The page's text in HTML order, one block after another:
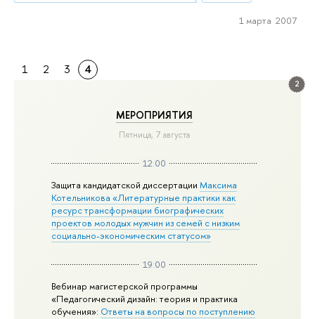
2
МЕРОПРИЯТИЯ
Пятница, 7 августа
12:00
Защита кандидатской диссертацииМаксима
Котельникова «Литературные практики как
ресурс трансформации биографических
проектов молодых мужчин из семей с низким
социально-экономическим статусом»
19:00
Вебинар магистерской программы
«Педагогический дизайн: теория и практика
обучения»: Ответы на вопросы по поступлению
1 марта 2007
1 2 3 4